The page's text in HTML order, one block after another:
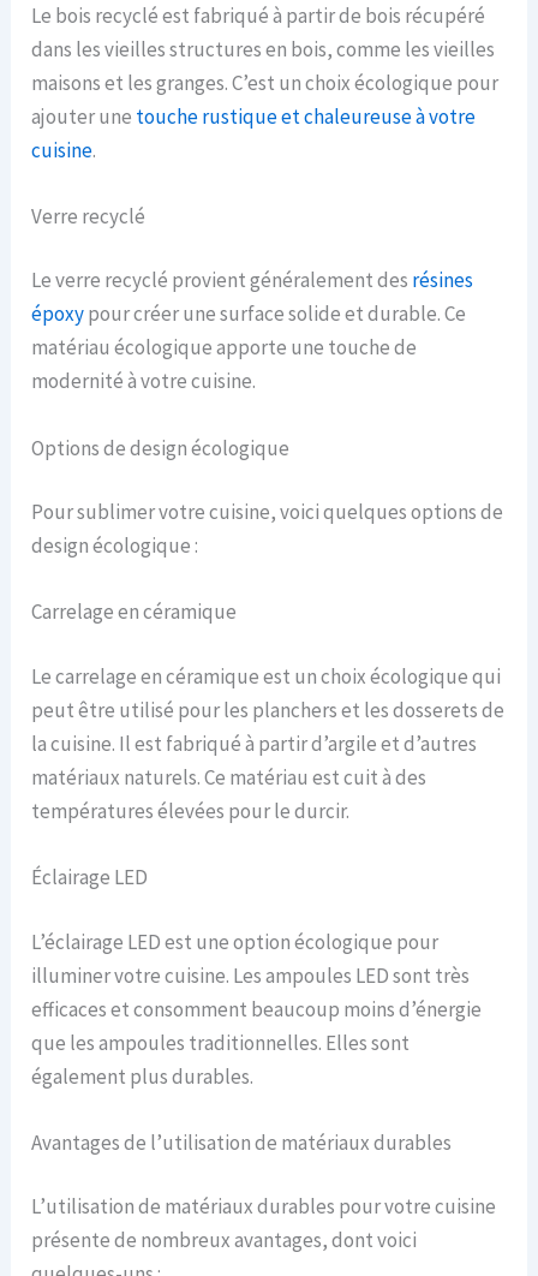
Le bois recyclé est fabriqué à partir de bois récupéré
dans les vieilles structures en bois, comme les vieilles
maisons et les granges. C’est un choix écologique pour
ajouter une touche rustique et chaleureuse à votre
cuisine.
Verre recyclé
Le verre recyclé provient généralement des résines
époxypour créer une surface solide et durable. Ce
matériau écologique apporte une touche de
modernité à votre cuisine.
Options de design écologique
Pour sublimer votre cuisine, voici quelques options de
design écologique :
Carrelage en céramique
Le carrelage en céramique est un choix écologique qui
peut être utilisé pour les planchers et les dosserets de
la cuisine. Il est fabriqué à partir d’argile et d’autres
matériaux naturels. Ce matériau est cuit à des
températures élevées pour le durcir.
Éclairage LED
L’éclairage LED est une option écologique pour
illuminer votre cuisine. Les ampoules LED sont très
efficaces et consomment beaucoup moins d’énergie
que les ampoules traditionnelles. Elles sont
également plus durables.
Avantages de l’utilisation de matériaux durables
L’utilisation de matériaux durables pour votre cuisine
présente de nombreux avantages, dont voici